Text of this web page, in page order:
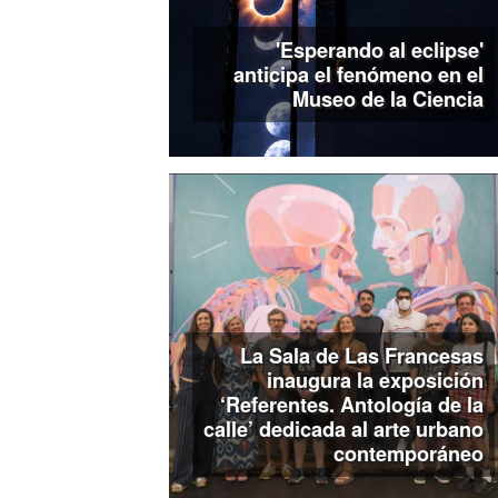
'Esperando al eclipse'
anticipa el fenómeno en el
Museo de la Ciencia
La Sala de Las Francesas
inaugura la exposición
‘Referentes. Antología de la
calle’ dedicada al arte urbano
contemporáneo